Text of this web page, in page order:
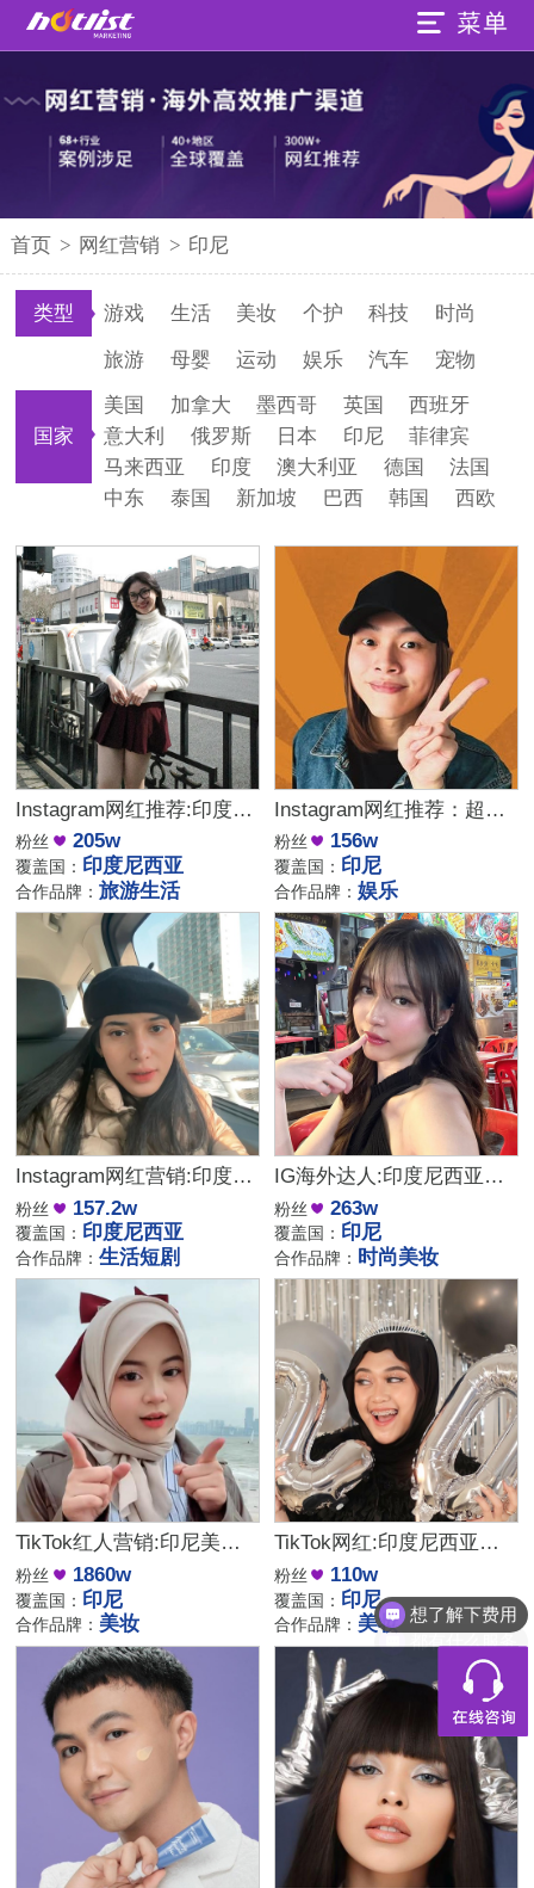
首页 > 网红营销 > 印尼
类型 游戏 生活 美妆 个护 科技 时尚
旅游 母婴 运动 娱乐 汽车 宠物
国家
美国 加拿大 墨西哥 英国
西班牙
意大利
俄罗斯 日本 印尼
菲律宾
马来西亚
印度 澳大利亚 德国
法国
中东
泰国 新加坡 巴西 韩国 西欧
Instagram网红推荐:印度尼西亚旅行与生活类腰部博主
粉丝 205w
覆盖国： 印度尼西亚
合作品牌：旅游生活
Instagram网红推荐：超百万粉丝的印度尼西亚娱乐类博主
粉丝 156w
覆盖国： 印尼
合作品牌：娱乐
Instagram网红营销:印度尼西亚生活短剧类推广博主
粉丝 157.2w
覆盖国： 印度尼西亚
合作品牌：生活短剧
IG海外达人:印度尼西亚的时尚美妆与生活类博主
粉丝 263w
覆盖国： 印尼
合作品牌： 时尚美妆
TikTok红人营销:印尼美妆护肤头部大型网红博主
粉丝 1860w
覆盖国： 印尼
合作品牌： 美妆
TikTok网红:印度尼西亚美妆时尚Vlog博主
粉丝 110w
覆盖国： 印尼
合作品牌： 美妆 都有什么服务